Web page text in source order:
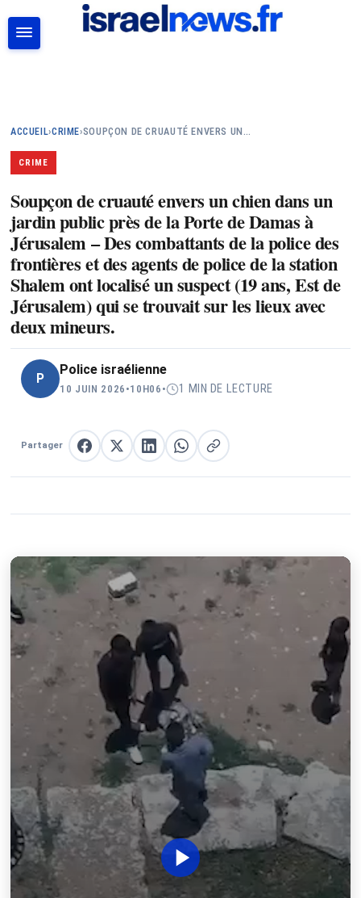
ACCUEIL›CRIME›SOUPÇON DE CRUAUTÉ ENVERS UN…
CRIME
Soupçon de cruauté envers un chien dans un
jardin public près de la Porte de Damas à
Jérusalem – Des combattants de la police des
frontières et des agents de police de la station
Shalem ont localisé un suspect (19 ans, Est de
Jérusalem) qui se trouvait sur les lieux avec
deux mineurs.
P
Police israélienne
10 JUIN 2026 •10H06 • 1 MIN DE LECTURE
Partager Partager sur Facebook
Partager sur XPartager sur LinkedIn
Partager sur WhatsApp
Copier le lien